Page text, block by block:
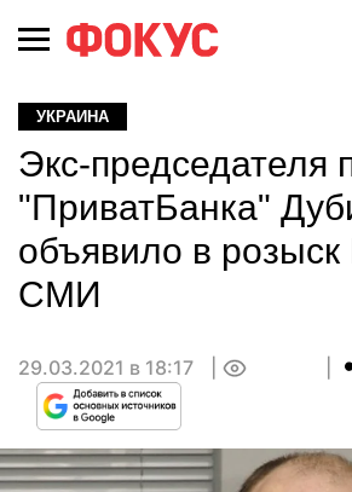
УКРАИНА
Экс-председателя
"ПриватБанка"
объявило в
СМИ
29.03.2021 в 18:17